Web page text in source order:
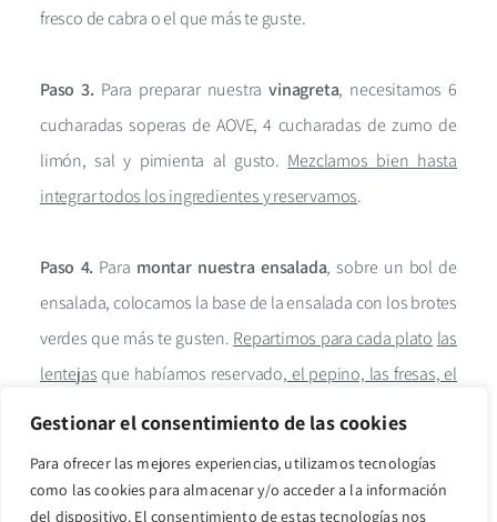
Gestionar el consentimiento de las cookies
Para ofrecer las mejores experiencias, utilizamos tecnologías
como las cookies para almacenar y/o acceder a la información
del dispositivo. El consentimiento de estas tecnologías nos
fresco de cabra o el que más te guste.
Paso 3. Para preparar nuestravinagreta, necesitamos 6
cucharadas soperas de AOVE, 4 cucharadas de zumo de
limón, sal y pimienta al gusto. Mezclamos bien hasta
integrar todos los ingredientes y reservamos.
Paso 4. Para montar nuestra ensalada, sobre un bol de
ensalada, colocamos la base de la ensalada con los brotes
verdes que más te gusten. Repartimos para cada plato las
lentejas que habíamos reservado, el pepino, las fresas, el
al gusto.